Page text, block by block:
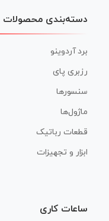
دسته‌بندی محصولات
برد آردوینو
رزبری پای
سنسورها
ماژول‌ها
قطعات رباتیک
ابزار و تجهیزات
ساعات کاری